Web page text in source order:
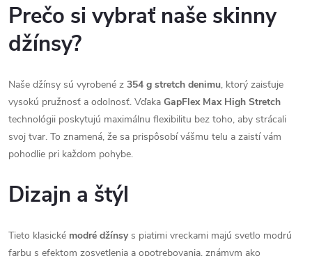
Prečo si vybrať naše skinny
džínsy?
Naše džínsy sú vyrobené z 354 g stretch denimu, ktorý zaisťuje
vysokú pružnosť a odolnosť. Vďaka GapFlex Max High Stretch
technológii poskytujú maximálnu flexibilitu bez toho, aby strácali
svoj tvar. To znamená, že sa prispôsobí vášmu telu a zaistí vám
pohodlie pri každom pohybe.
Dizajn a štýl
Tieto klasické modré džínsys piatimi vreckami majú svetlo modrú
farbu s efektom zosvetlenia a opotrebovania, známym ako